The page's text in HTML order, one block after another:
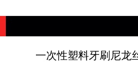
一次性塑料牙刷尼龙